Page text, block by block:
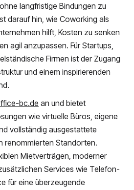
ohne langfristige Bindungen zu
darauf hin, wie Coworking als
hilft, Kosten zu senken
agil anzupassen. Für Startups,
Firmen ist der Zugang
und einem inspirierenden
bc.de an und bietet
wie virtuelle Büros, eigene
vollständig ausgestattete
renommierten Standorten.
Mietverträgen, moderner
Services wie Telefon-
für eine überzeugende